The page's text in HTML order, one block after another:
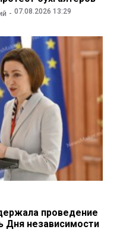
07.08.2026 13:29
проведение
Дня независимости